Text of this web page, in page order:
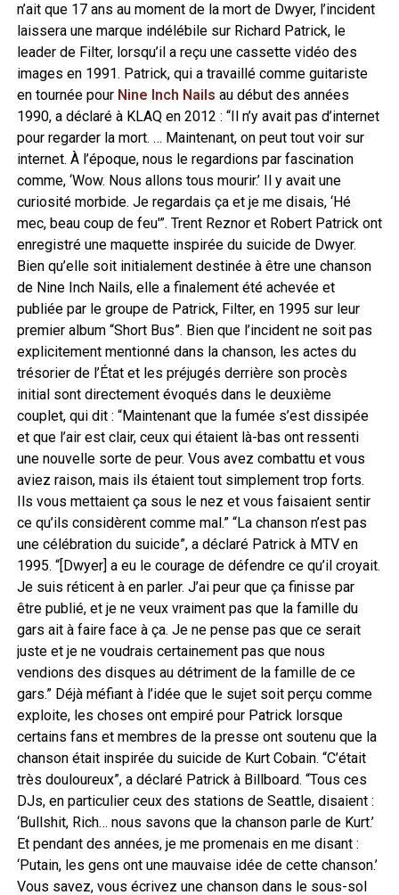
n’ait que 17 ans au moment de la mort de Dwyer, l’incident
laissera une marque indélébile sur Richard Patrick, le
leader de Filter, lorsqu’il a reçu une cassette vidéo des
images en 1991. Patrick, qui a travaillé comme guitariste
en tournée pour Nine Inch Nails au début des années
1990, a déclaré à KLAQ en 2012 : “Il n’y avait pas d’internet
pour regarder la mort. … Maintenant, on peut tout voir sur
internet. À l’époque, nous le regardions par fascination
comme, ‘Wow. Nous allons tous mourir.’ Il y avait une
curiosité morbide. Je regardais ça et je me disais, ‘Hé
mec, beau coup de feu'”. Trent Reznor et Robert Patrick ont
enregistré une maquette inspirée du suicide de Dwyer.
Bien qu’elle soit initialement destinée à être une chanson
de Nine Inch Nails, elle a finalement été achevée et
publiée par le groupe de Patrick, Filter, en 1995 sur leur
premier album “Short Bus”. Bien que l’incident ne soit pas
explicitement mentionné dans la chanson, les actes du
trésorier de l’État et les préjugés derrière son procès
initial sont directement évoqués dans le deuxième
couplet, qui dit : “Maintenant que la fumée s’est dissipée
et que l’air est clair, ceux qui étaient là-bas ont ressenti
une nouvelle sorte de peur. Vous avez combattu et vous
aviez raison, mais ils étaient tout simplement trop forts.
Ils vous mettaient ça sous le nez et vous faisaient sentir
ce qu’ils considèrent comme mal.” “La chanson n’est pas
une célébration du suicide”, a déclaré Patrick à MTV en
1995. “[Dwyer] a eu le courage de défendre ce qu’il croyait.
Je suis réticent à en parler. J’ai peur que ça finisse par
être publié, et je ne veux vraiment pas que la famille du
gars ait à faire face à ça. Je ne pense pas que ce serait
juste et je ne voudrais certainement pas que nous
vendions des disques au détriment de la famille de ce
gars.” Déjà méfiant à l’idée que le sujet soit perçu comme
exploite, les choses ont empiré pour Patrick lorsque
certains fans et membres de la presse ont soutenu que la
chanson était inspirée du suicide de Kurt Cobain. “C’était
très douloureux”, a déclaré Patrick à Billboard. “Tous ces
DJs, en particulier ceux des stations de Seattle, disaient :
‘Bullshit, Rich… nous savons que la chanson parle de Kurt.’
Et pendant des années, je me promenais en me disant :
‘Putain, les gens ont une mauvaise idée de cette chanson.’
Vous savez, vous écrivez une chanson dans le sous-sol